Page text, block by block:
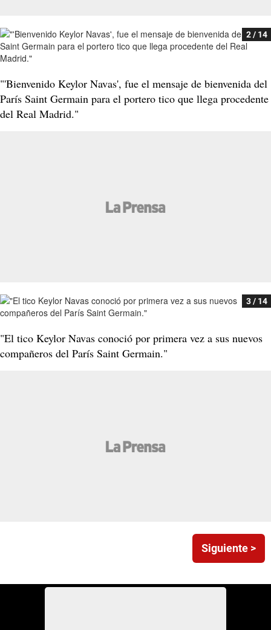
2 / 14
"'Bienvenido Keylor Navas', fue el mensaje de bienvenida del
París Saint Germain para el portero tico que llega procedente
del Real Madrid."
3 / 14
"El tico Keylor Navas conoció por primera vez a sus nuevos
compañeros del París Saint Germain."
Siguiente >